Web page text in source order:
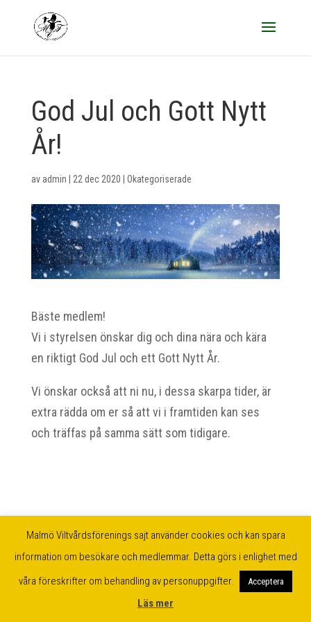
God Jul och Gott Nytt
År!
av admin 22 dec 2020 Okategoriserade
Bäste medlem!
Vi i styrelsen önskar dig och dina nära och kära
en riktigt God Jul och ett Gott Nytt År.
Vi önskar också att ni nu, i dessa skarpa tider, är
extra rädda om er så att vi i framtiden kan ses
och träffas på samma sätt som tidigare.
Malmö Viltvårdsförenings sajt använder cookies och kan spara
information om besökare och medlemmar. Detta görs i enlighet med
våra föreskrifter om behandling av personuppgifter.
Acceptera
Läs mer